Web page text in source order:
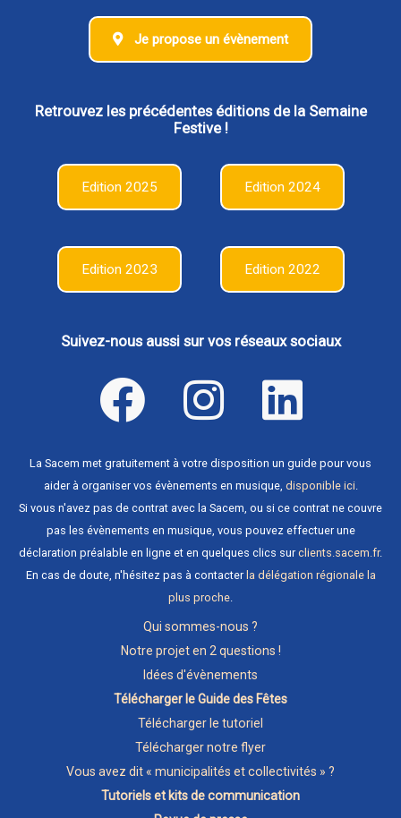
Je propose un évènement
Retrouvez les précédentes éditions de la Semaine
Festive !
Edition 2025 Edition 2024
Edition 2023 Edition 2022
Suivez-nous aussi sur vos réseaux sociaux
La Sacem met gratuitement à votre disposition un guide pour vous
aider à organiser vos évènements en musique, disponible ici.
Si vous n'avez pas de contrat avec la Sacem, ou si ce contrat ne couvre
pas les évènements en musique, vous pouvez effectuer une
déclaration préalable en ligne et en quelques clics surclients.sacem.fr.
En cas de doute, n'hésitez pas à contacterla délégation régionale la
plus proche
Qui sommes-nous ?
Notre projet en 2 questions !
Idées d'évènements
Télécharger le Guide des Fêtes
Télécharger le tutoriel
Télécharger notre flyer
Vous avez dit « municipalités et collectivités » ?
Tutoriels et kits de communication